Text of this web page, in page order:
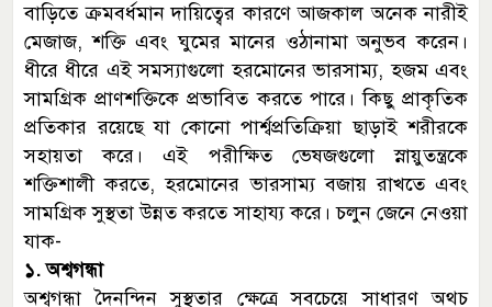
বাড়িতে ক্রমবর্ধমান দায়িত্বের কারণে আজকাল অনেক নারীই
মেজাজ, শক্তি এবং ঘুমের মানের ওঠানামা অনুভব করেন।
ধীরে ধীরে এই সমস্যাগুলো হরমোনের ভারসাম্য, হজম এবং
সামগ্রিক প্রাণশক্তিকে প্রভাবিত করতে পারে। কিছু প্রাকৃতিক
প্রতিকার রয়েছে যা কোনো পার্শ্বপ্রতিক্রিয়া ছাড়াই শরীরকে
সহায়তা করে। এই পরীক্ষিত ভেষজগুলো স্নায়ুতন্ত্রকে
শক্তিশালী করতে, হরমোনের ভারসাম্য বজায় রাখতে এবং
সামগ্রিক সুস্থতা উন্নত করতে সাহায্য করে। চলুন জেনে নেওয়া
যাক-
১. অশ্বগন্ধা
অশ্বগন্ধা দৈনন্দিন সুস্থতার ক্ষেত্রে সবচেয়ে সাধারণ অথচ